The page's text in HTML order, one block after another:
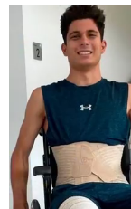
t
t
e
r
s
p